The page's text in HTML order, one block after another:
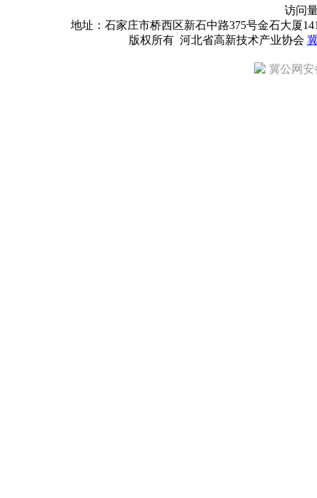
访问
地址：石家庄市桥西区新石中路375号金石大厦
版权所有 河北省高新技术产业协会
冀公网安